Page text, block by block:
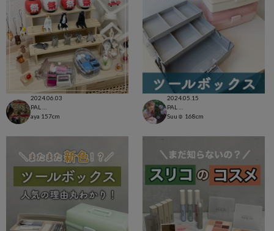
2024.06.03
aya 157cm
2024.05.15
Suu☺︎ 168cm